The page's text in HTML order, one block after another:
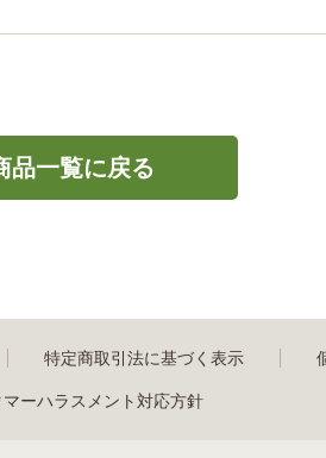
品一覧に戻る
特定商取引法に基づく表示
マーハラスメント対応方針